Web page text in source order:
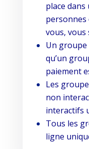
place
personnes
vous, vous
Un
qu’un
paiement
Les
non
interactifs
Tous les
ligne